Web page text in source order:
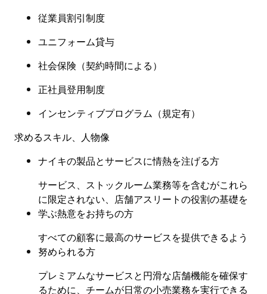
従業員割引制度
ユニフォーム貸与
社会保険 （契約時間による）
正社員登用制度
インセンティブプログラム（規定有）
求めるスキル、人物像
ナイキの製品とサービスに情熱を注げる方
サービス、ストックルーム業務等を含むがこれら
に限定されない、店舗アスリートの役割の基礎を
学ぶ熱意をお持ちの方
すべての顧客に最高のサービスを提供できるよう
努められる方
プレミアムなサービスと円滑な店舗機能を確保す
るために、チームが日常の小売業務を実行できる